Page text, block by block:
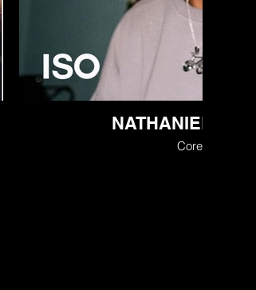
NATHANIEL
Coreógrafo